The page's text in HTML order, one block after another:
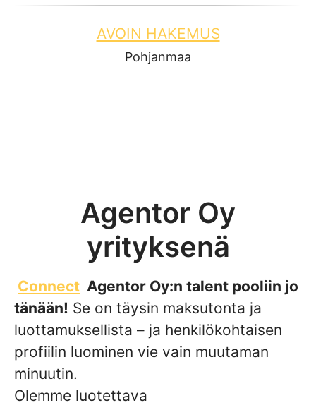
AVOIN HAKEMUS
Pohjanmaa
Agentor Oy
yrityksenä
Connect Agentor Oy:n talent pooliin jo
tänään! Se on täysin maksutonta ja
luottamuksellista – ja henkilökohtaisen
profiilin luominen vie vain muutaman
minuutin.
Olemme luotettava